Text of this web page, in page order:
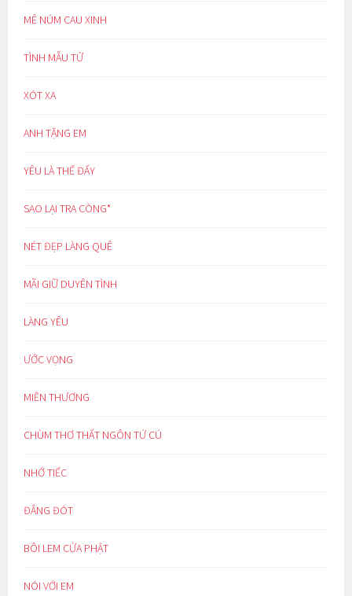
MÊ NÚM CAU XINH
TÌNH MẪU TỬ
XÓT XA
ANH TẶNG EM
YÊU LÀ THẾ ĐẤY
SAO LẠI TRA CÒNG*
NÉT ĐẸP LÀNG QUÊ
MÃI GIỮ DUYÊN TÌNH
LÀNG YÊU
ƯỚC VỌNG
MIỀN THƯƠNG
CHÙM THƠ THẤT NGÔN TỨ CÚ
NHỚ TIẾC
ĐẮNG ĐÓT
BÔI LEM CỬA PHẬT
NÓI VỚI EM